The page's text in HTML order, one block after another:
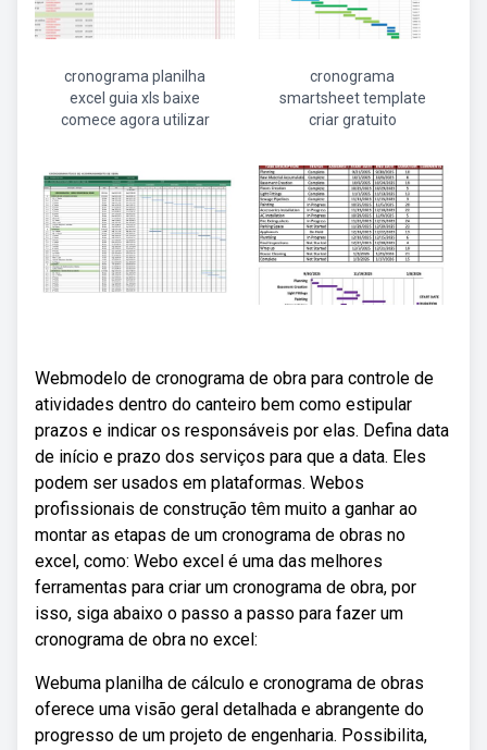
cronograma planilha
excel guia xls baixe
comece agora utilizar
cronograma
smartsheet template
criar gratuito
Webmodelo de cronograma de obra para controle de
atividades dentro do canteiro bem como estipular
prazos e indicar os responsáveis por elas. Defina data
de início e prazo dos serviços para que a data. Eles
podem ser usados em plataformas. Webos
profissionais de construção têm muito a ganhar ao
montar as etapas de um cronograma de obras no
excel, como: Webo excel é uma das melhores
ferramentas para criar um cronograma de obra, por
isso, siga abaixo o passo a passo para fazer um
cronograma de obra no excel:
Webuma planilha de cálculo e cronograma de obras
oferece uma visão geral detalhada e abrangente do
progresso de um projeto de engenharia. Possibilita,